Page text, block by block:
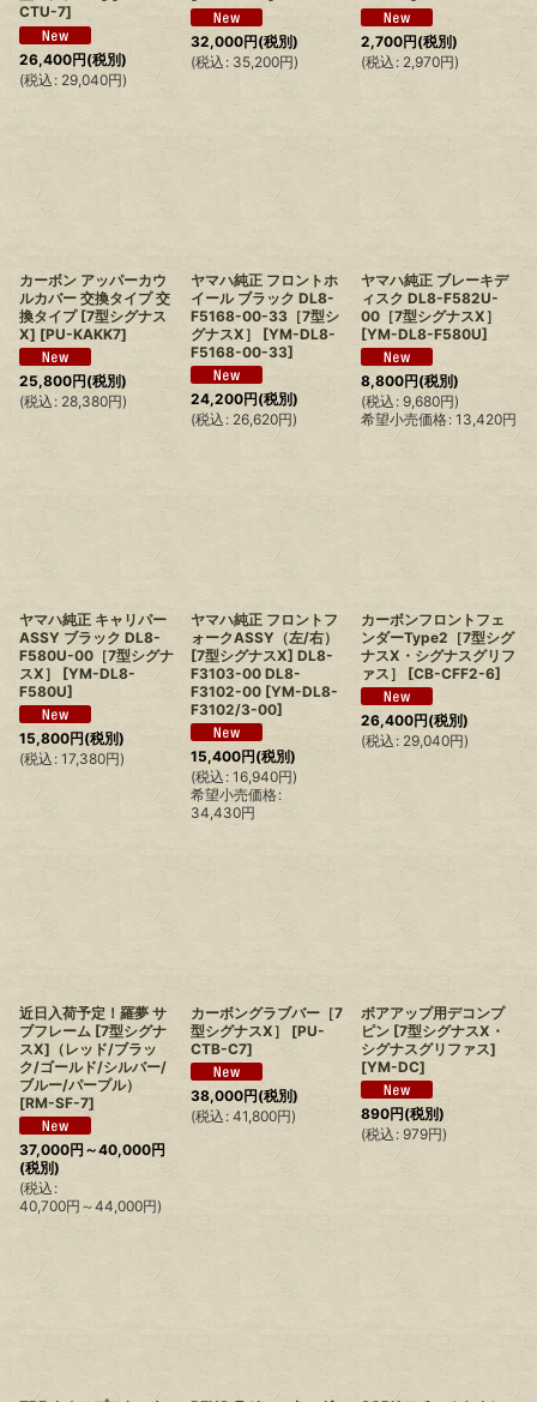
CTU-7]
26,400円(税別)
(税込 : 29,040円)
32,000円(税別)
(税込 : 35,200円)
2,700円(税別)
(税込 : 2,970円)
カーボン アッパーカウ
ルカバー 交換タイプ 交
換タイプ [7型シグナス
X] [PU-KAKK7]
25,800円(税別)
(税込 : 28,380円)
ヤマハ純正 フロントホ
イール ブラック DL8-
F5168-00-33［7型シ
グナスX］
[YM-DL8-
F5168-00-33]
24,200円(税別)
(税込 : 26,620円)
ヤマハ純正 ブレーキデ
ィスク DL8-F582U-
00［7型シグナスX］
[YM-DL8-F580U]
8,800円(税別)
(税込 : 9,680円)
希望小売価格: 13,420円
ヤマハ純正 キャリパー
ASSY ブラック DL8-
F580U-00［7型シグナ
スX］
[YM-DL8-
F580U]
15,800円(税別)
(税込 : 17,380円)
ヤマハ純正 フロントフ
ォークASSY（左/右）
[7型シグナスX] DL8-
F3103-00 DL8-
F3102-00 [YM-DL8-
F3102/3-00]
15,400円(税別)
(税込 : 16,940円)
希望小売価格:
34,430円
カーボンフロントフェ
ンダーType2［7型シグ
ナスX・シグナスグリフ
ァス］
[CB-CFF2-6]
26,400円(税別)
(税込 : 29,040円)
近日入荷予定！羅夢 サ
ブフレーム [7型シグナ
スX]（レッド/ブラッ
ク/ゴールド/シルバー/
ブルー/パープル）
[RM-SF-7]
37,000円 ～40,000円
(税別)
(税込 :
40,700円 ～44,000円)
カーボングラブバー［7
型シグナスX］
[PU-
CTB-C7]
38,000円(税別)
(税込 : 41,800円)
ボアアップ用デコンプ
ピン [7型シグナスX・
シグナスグリファス]
[YM-DC]
890円(税別)
(税込 : 979円)